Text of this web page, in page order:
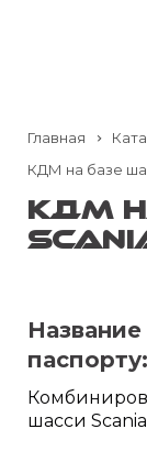
Главная
КДМ на базе
КДМ
паспорту:
шасси